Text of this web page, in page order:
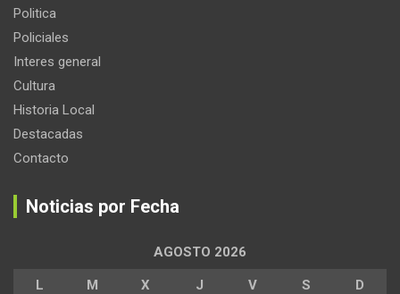
Politica
Policiales
Interes general
Cultura
Historia Local
Destacadas
Contacto
Noticias por Fecha
AGOSTO 2026
L M X J V S D